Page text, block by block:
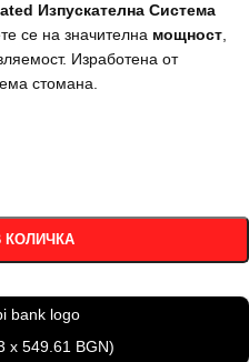
Изпускателна Система
се на значителна мощност,
Изработена от
стомана.
КОЛИЧКА
x 549.61 BGN)